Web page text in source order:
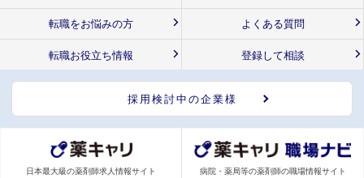
転職をお悩みの方 よくある質問
転職お役立ち情報 登録して相談
採用検討中の企業様
日本最大級の薬剤師求人情報サイト 病院・薬局等の薬剤師の職場情報サイト